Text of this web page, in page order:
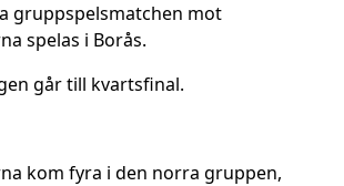
gruppspelsmatchen mot
spelas i Borås.
går till kvartsfinal.
kom fyra i den norra gruppen,